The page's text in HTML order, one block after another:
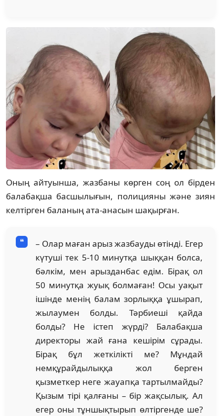
Оның айтуынша, жазбаны көрген соң ол бірден
балабақша басшылығын, полицияны және зиян
келтірген баланың ата-анасын шақырған.
– Олар маған арыз жазбауды өтінді. Егер
күтуші тек 5-10 минутқа шыққан болса,
бәлкім, мен арызданбас едім. Бірақ ол
50 минутқа жуық болмаған! Осы уақыт
ішінде менің балам зорлыққа ұшырап,
жылаумен болды. Тәрбиеші қайда
болды? Не істеп жүрді? Балабақша
директоры жай ғана кешірім сұрады.
Бірақ бұл жеткілікті ме? Мұндай
немқұрайдылыққа жол берген
қызметкер неге жауапқа тартылмайды?
Қызым тірі қалғаны – бір жақсылық. Ал
егер оны тұншықтырып өлтіргенде ше?